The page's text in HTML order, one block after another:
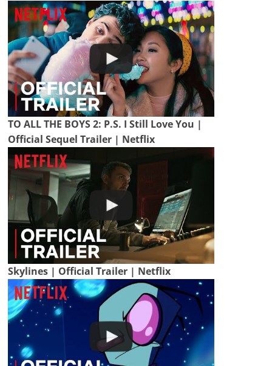
TO ALL THE BOYS 2: P.S. I Still Love You |
Official Sequel Trailer | Netflix
Skylines | Official Trailer | Netflix